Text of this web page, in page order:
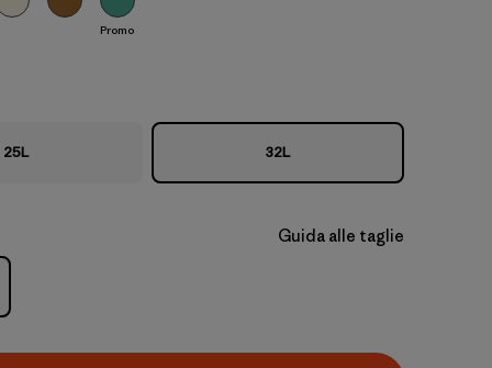
Promo
25L 32L
Guida alle taglie